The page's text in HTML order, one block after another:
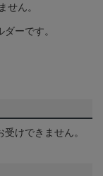
せん。
ーです。
けできません。